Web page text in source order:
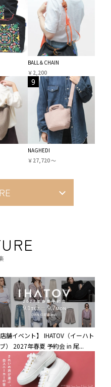
BALL＆CHAIN
￥2,200
9
NAGHEDI
￥27,720 〜
店舗イベント】 IHATOV（イーハト
） 2027年春夏 予約会 in 尾...